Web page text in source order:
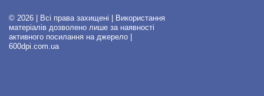
© 2026 | Всі права захищені | Використання
матеріалів дозволено лише за наявності
активного посилання на джерело |
600dpi.com.ua